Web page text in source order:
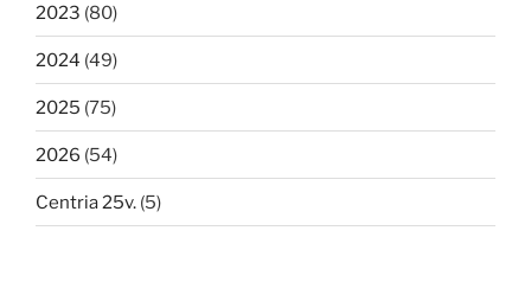
2023 (80)
2024 (49)
2025 (75)
2026 (54)
Centria 25v. (5)